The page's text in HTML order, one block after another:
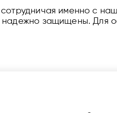
сотрудничая именно с
надежно защищены. Для